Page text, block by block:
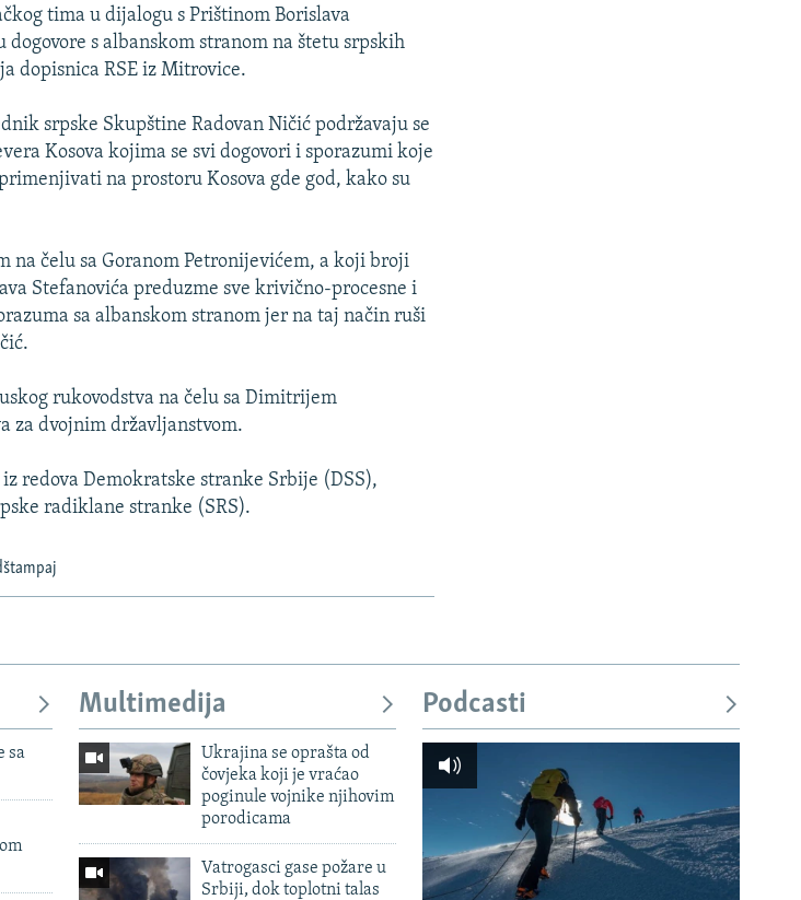
tima u dijalogu s Prištinom Borislava
dogovore s albanskom stranom na štetu srpskih
dopisnica RSE iz Mitrovice.
srpske Skupštine Radovan Ničić podržavaju se
Kosova kojima se svi dogovori i sporazumi koje
na prostoru Kosova gde god, kako su
na čelu sa Goranom Petronijevićem, a koji broji
Stefanovića preduzme sve krivično-procesne i
sa albanskom stranom jer na taj način ruši
rukovodstva na čelu sa Dimitrijem
za dvojnim državljanstvom.
redova Demokratske stranke Srbije (DSS),
radiklane stranke (SRS).
sa
Multimedija
Ukrajina se oprašta od
čovjeka koji je vraćao
poginule vojnike njihovim
porodicama
Vatrogasci gase požare u
Srbiji, dok toplotni talas
Podcasti